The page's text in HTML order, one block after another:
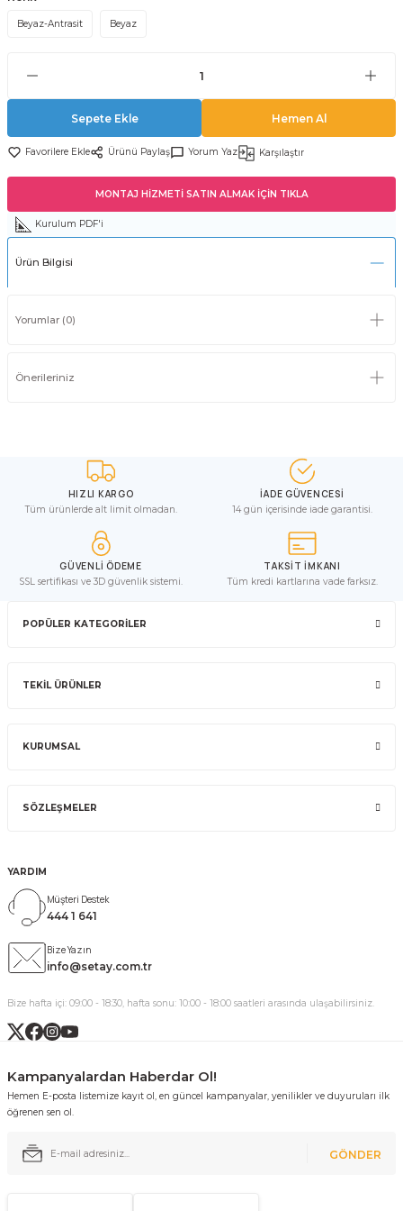
Beyaz-Antrasit Beyaz
Sepete Ekle Hemen Al
Ürünü Paylaş Yorum Yaz Karşılaştır
MONTAJ HİZMETİ SATIN ALMAK İÇİN TIKLA
Kurulum PDF'i
Ürün Bilgisi
Yorumlar (0)
Önerileriniz
HIZLI KARGO
Tüm ürünlerde alt limit olmadan.
İADE GÜVENCESİ
14 gün içerisinde iade garantisi.
GÜVENLİ ÖDEME
SSL sertifikası ve 3D güvenlik sistemi.
TAKSİT İMKANI
Tüm kredi kartlarına vade farksız.
POPÜLER KATEGORİLER
TEKİL ÜRÜNLER
KURUMSAL
SÖZLEŞMELER
YARDIM
Müşteri Destek
444 1 641
Bize Yazın
info@setay.com.tr
Bize hafta içi: 09:00 - 18:30, hafta sonu: 10:00 - 18:00 saatleri arasında ulaşabilirsiniz.
Kampanyalardan Haberdar Ol!
Hemen E-posta listemize kayıt ol, en güncel kampanyalar, yenilikler ve duyuruları ilk
öğrenen sen ol.
GÖNDER